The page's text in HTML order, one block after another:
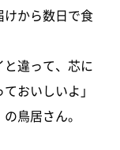
けから数日で食
と違って、芯に
おいしいよ」
鳥居さん。